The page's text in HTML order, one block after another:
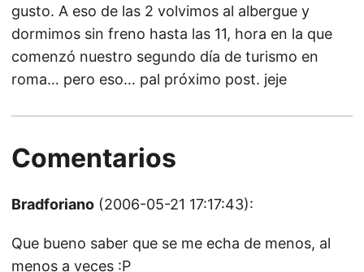
gusto. A eso de las 2 volvimos al albergue y
dormimos sin freno hasta las 11, hora en la que
comenzó nuestro segundo día de turismo en
roma… pero eso… pal próximo post. jeje
Comentarios
Bradforiano (2006-05-21 17:17:43):
Que bueno saber que se me echa de menos, al
menos a veces :P